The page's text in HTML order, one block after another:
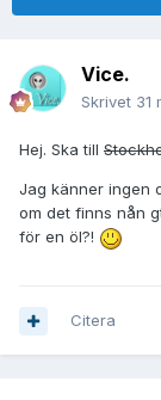
Vice.
Skrivet 31
Hej. Ska till
Jag känner ingen
om det finns nån
för en öl?!
Citera